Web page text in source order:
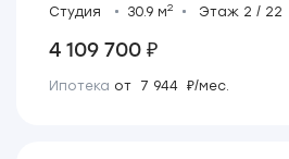
Студия 30.9 м2 Этаж 2 / 22
4 109 700 ₽
Ипотека от 7 944 ₽/мес.